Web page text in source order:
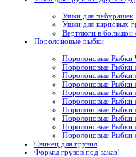
Ушки для чебурашек
Ушки для карповых
Вертлюги в большой
Поролоновые рыбки
Поролоновые Рыбки
Поролоновые Рыбки
Поролоновые Рыбки
Поролоновые Рыбки
Поролоновые Рыбки
Поролоновые Рыбки
Поролоновые Рыбки
Поролоновые Рыбки
Поролоновые Рыбки
Поролоновые Рыбки
Свинец для грузил
Формы грузов под заказ!